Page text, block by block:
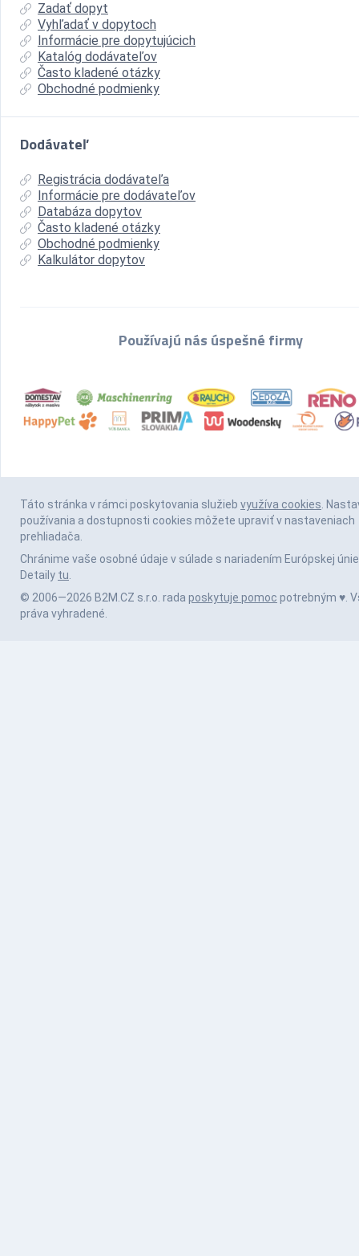
Zadať dopyt
Vyhľadať v dopytoch
Informácie pre dopytujúcich
Katalóg dodávateľov
Často kladené otázky
Obchodné podmienky
Dodávateľ
Registrácia dodávateľa
Informácie pre dodávateľov
Databáza dopytov
Často kladené otázky
Obchodné podmienky
Kalkulátor dopytov
Používajú nás úspešné firmy
Táto stránka v rámci poskytovania služieb využíva cookies.
používania a dostupnosti cookies môžete upraviť v nastaveniach
prehliadača.
Chránime vaše osobné údaje v súlade s nariadením Európskej únie
Detaily tu.
© 2006—2026 B2M.CZ s.r.o. rada poskytuje pomoc potrebným ♥️.
práva vyhradené.